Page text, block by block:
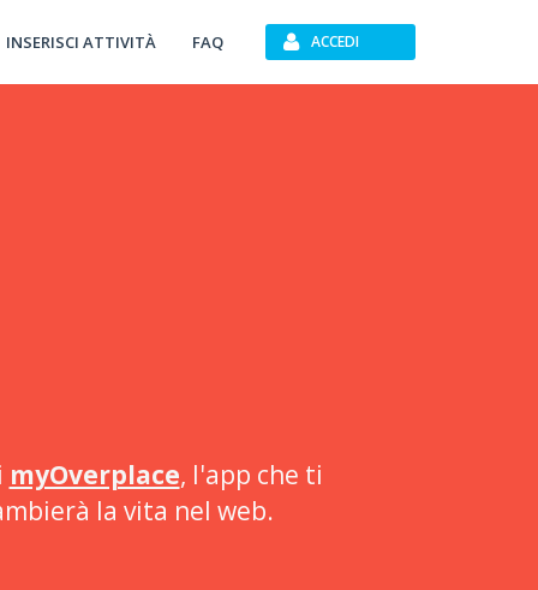
INSERISCI ATTIVITÀ FAQ ACCEDI
myOverplace, l'app che ti
la vita nel web.